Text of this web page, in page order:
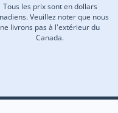
Tous les prix sont en dollars
Veuillez noter que nous
ne livrons pas à l'extérieur du
Canada.